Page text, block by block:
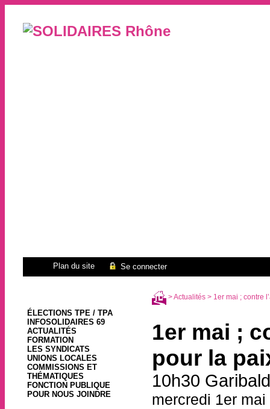
Plan du site Se connecter
ÉLECTIONS TPE / TPA
INFOSOLIDAIRES 69
ACTUALITÉS
FORMATION
LES SYNDICATS
UNIONS LOCALES
COMMISSIONS ET
THÉMATIQUES
FONCTION PUBLIQUE
POUR NOUS JOINDRE
>Actualités> 1er mai ; contre
1er mai ;
pour la
10h30
mercredi 1er